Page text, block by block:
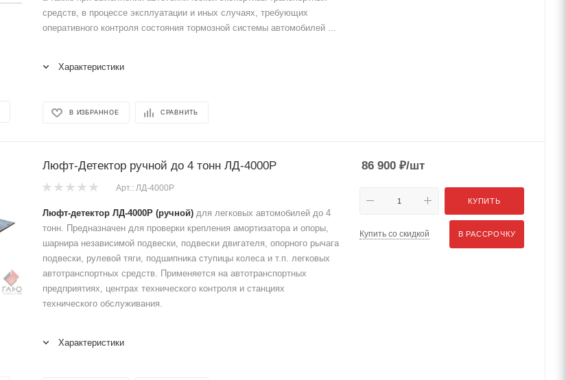
средств, в процессе эксплуатации и иных случаях, требующих
оперативного контроля состояния тормозной системы автомобилей ...
Характеристики
В ИЗБРАННОЕ СРАВНИТЬ
Люфт-Детектор ручной до 4 тонн ЛД-4000Р
Арт.: ЛД-4000Р
Люфт-детектор ЛД-4000Р (ручной) для легковых автомобилей до 4
тонн. Предназначен для проверки крепления амортизатора и опоры,
шарнира независимой подвески, подвески двигателя, опорного рычага
подвески, рулевой тяги, подшипника ступицы колеса и т.п. легковых
автотранспортных средств. Применяется на автотранспортных
предприятиях, центрах технического контроля и станциях
технического обслуживания.
Характеристики
86 900 ₽/шт
КУПИТЬ
Купить со скидкой В РАССРОЧКУ